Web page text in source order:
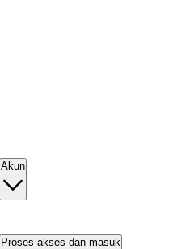
Akun
Proses akses dan masuk